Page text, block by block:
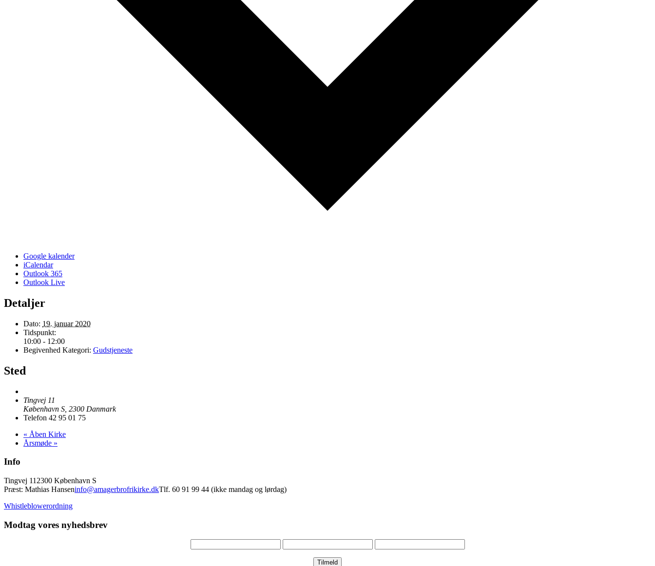
Google kalender
iCalendar
Outlook 365
Outlook Live
Detaljer
Dato: 19. januar 2020
Tidspunkt:
10:00 - 12:00
Begivenhed Kategori: Gudstjeneste
Sted
Tingvej 11
København S 2300 Danmark
Telefon 42 95 01 75
« Åben Kirke
Årsmøde »
Info
Tingvej 11 2300 København S
Præst: Mathias Hanseninfo@amagerbrofrikirke.dkTlf. 60 91 99 44 (ikke mandag og lørdag)
Whistleblowerordning
Modtag vores nyhedsbrev